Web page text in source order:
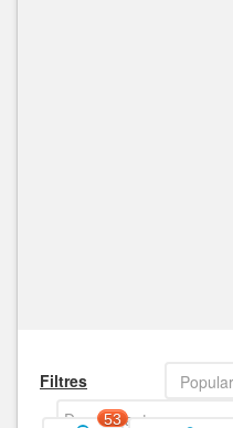
Filtres
Decroissant
53